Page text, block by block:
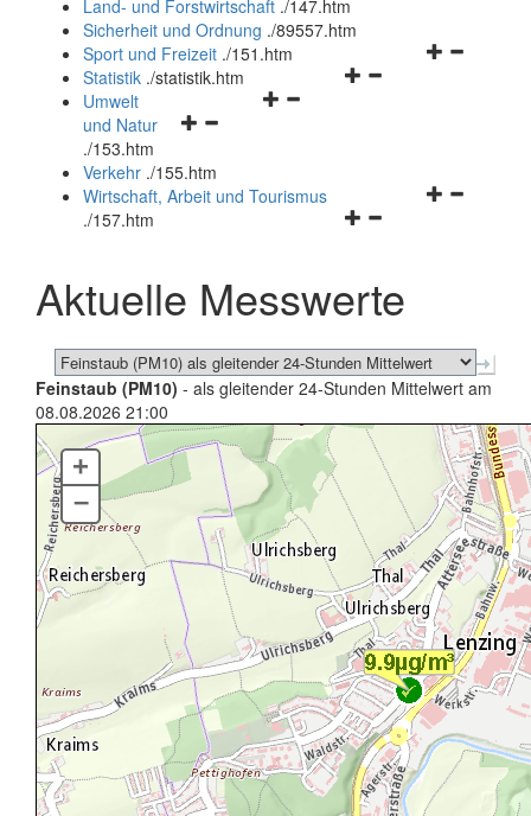
und
schließen
Land- und Forstwirtschaft ./147.htm
Sicherheit und Ordnung ./89557.htm
Navigationsmenü
Sport und Freizeit ./151.htm
Navigationsmenü
Statistik ./statistik.htm
Navigationsmenü
und
schließen
Umwelt
und Natur
./153.htm
Verkehr ./155.htm
Navigationsmenü
schließen
Wirtschaft, Arbeit und Tourismus
./157.htm
Aktuelle Messwerte
Feinstaub (PM10) - als gleitender 24-Stunden Mittelwert am
08.08.2026 21:00
+
–